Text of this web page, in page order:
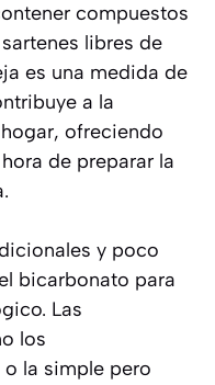
compuestos
libres de
es una medida de
a la
ofreciendo
de preparar la
y poco
bicarbonato para
Las
los
la simple pero